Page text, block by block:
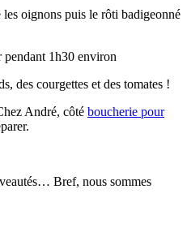
oignons puis le rôti badigeonné
1h30 environ
des courgettes et des tomates !
André, côté boucherie pour
Bref, nous sommes